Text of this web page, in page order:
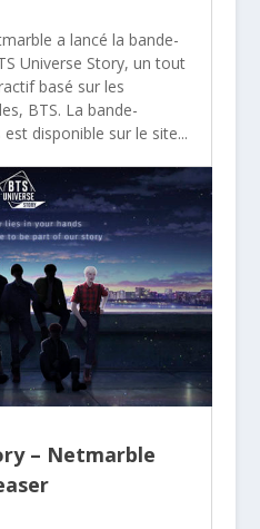
a lancé la bande-
Universe Story, un tout
basé sur les
BTS. La bande-
disponible sur le site...
– Netmarble